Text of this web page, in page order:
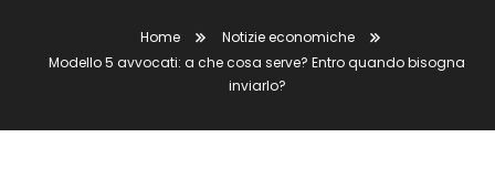
Home
Notizie economiche
Modello 5 avvocati: a che cosa serve? Entro quando bisogna
inviarlo?